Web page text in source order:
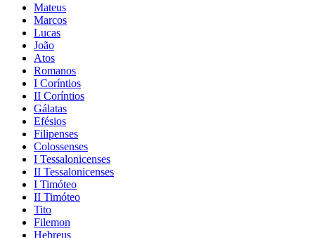
Mateus
Marcos
Lucas
João
Atos
Romanos
I Coríntios
II Coríntios
Gálatas
Efésios
Filipenses
Colossenses
I Tessalonicenses
II Tessalonicenses
I Timóteo
II Timóteo
Tito
Filemon
Hebreus